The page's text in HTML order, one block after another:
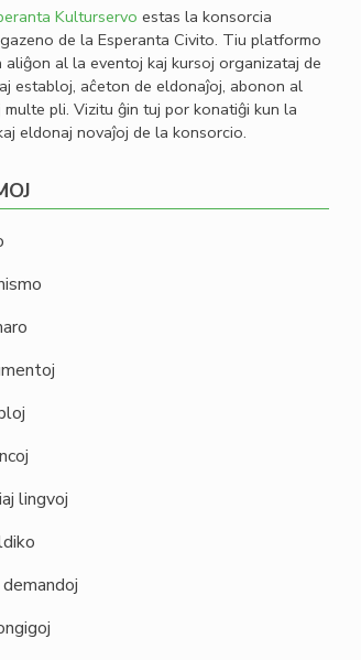
Kulturservo estas la konsorcia
de la Esperanta Civito. Tiu platformo
aliĝon al la eventoj kaj kursoj organizataj de
establoj, aĉeton de eldonaĵoj, abonon al
multe pli. Vizitu ĝin tuj por konatiĝi kun la
eldonaj novaĵoj de la konsorcio.
lingvoj